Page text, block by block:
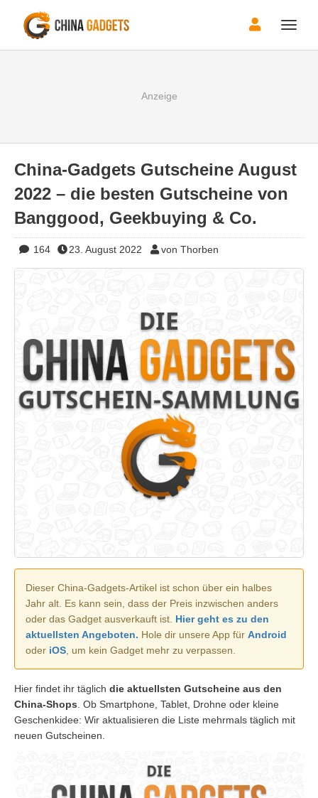
Toggle
China-Gadgets Gutscheine August
2022 – die besten Gutscheine von
Banggood, Geekbuying & Co.
164 23. August 2022 von Thorben
Dieser China-Gadgets-Artikel ist schon über ein halbes
Jahr alt. Es kann sein, dass der Preis inzwischen anders
oder das Gadget ausverkauft ist. Hier geht es zu den
aktuellsten Angeboten. Hole dir unsere App für Android
oder iOS , um kein Gadget mehr zu verpassen.
Hier findet ihr täglich die aktuellsten Gutscheine aus den
China-Shops . Ob Smartphone, Tablet, Drohne oder kleine
Geschenkidee: Wir aktualisieren die Liste mehrmals täglich mit
neuen Gutscheinen.